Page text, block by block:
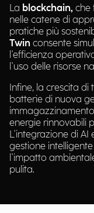
La blockchain, che
nelle catene di
pratiche più
Twin consente
l'efficienza
l'uso delle risorse
Infine, la crescita
batterie di nuova
energie rinnovabili
L'integrazione di AI
gestione
l'impatto
pulita.